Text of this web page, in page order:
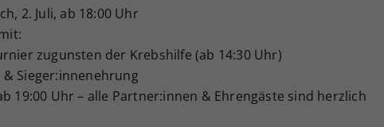
2. Juli, ab 18:00 Uhr
zugunsten der Krebshilfe (ab 14:30 Uhr)
Sieger:innenehrung
19:00 Uhr – alle Partner:innen & Ehrengäste sind herzlich